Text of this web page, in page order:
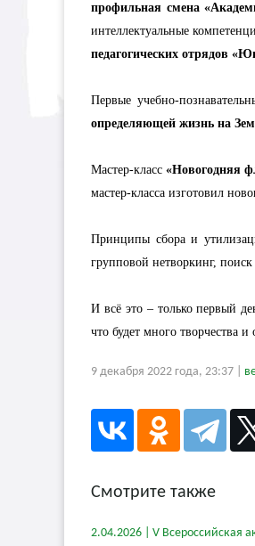
профильная смена
интеллектуальные
педагогических отрядов
Первые учебно-
определяющей жизнь на
Мастер-класс «Новогодняя
мастер-класса изготовил
Принципы сбора и
групповой нетворкинг,
И всё это – только первый
что будет много творчества
9 декабря 2022 года, 23:37 |
Смотрите также
2.04.2026 | V Всероссийская